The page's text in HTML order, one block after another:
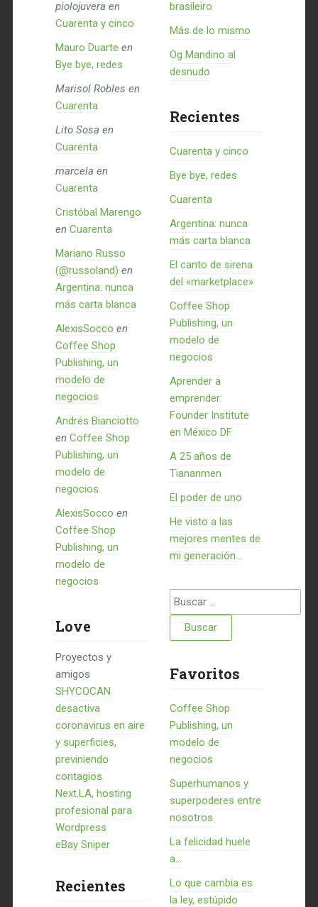
piolojuvera en
Cuarenta y cinco
Mauro Duarte en
Bye bye, redes
Marisol Robles en
Cuarenta
Lito Sosa en
Cuarenta
marcela en
Cuarenta
Cristóbal Marengo
en Cuarenta
Mariano Russo
(@russoland) en
Argentina: nunca
más carta blanca
AlexisSocco en
Coffee Shop
Publishing, un
modelo de
negocios
Andrés Bianciotto
en Coffee Shop
Publishing, un
modelo de
negocios
AlexisSocco en
Coffee Shop
Publishing, un
modelo de
negocios
Love
Proyectos y
amigos
SHYCOCAN
desactiva
coronavirus en aire
y superficies,
previniendo
contagios.
Next.LA, hosting
profesional para
Wordpress
eBay Sniper
Recientes
brasileiro
Más de lo mismo
Og Mandino al
desnudo
Recientes
Cuarenta y cinco
Bye bye, redes
Cuarenta
Argentina: nunca
más carta blanca
El canto de sirena
del «marketplace»
Coffee Shop
Publishing, un
modelo de
negocios
Aprender a
emprender:
Founder Institute
en México DF
A 25 años de
Tiananmen
El poder de uno
He visto a las
mejores mentes de
mi generación…
Buscar:
Favoritos
Coffee Shop
Publishing, un
modelo de
negocios
Superhumanos y
superpoderes entre
nosotros
La felicidad huele
a...
Lo que cambia es
la ley, estúpido